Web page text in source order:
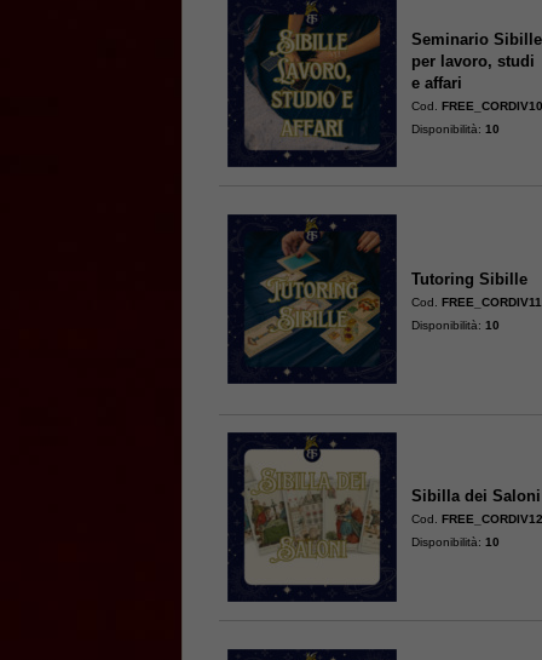
Seminario Sibille
per lavoro, studi
e affari
Cod.
Disponibilità:10
Tutoring Sibille
Cod.FREE_CORDIV11
Disponibilità:10
Sibilla dei Saloni
Cod.
Disponibilità:10